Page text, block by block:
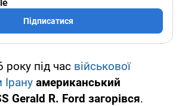
Підписатися
року під час військової
Ірану американський
Gerald R. Ford загорівся.